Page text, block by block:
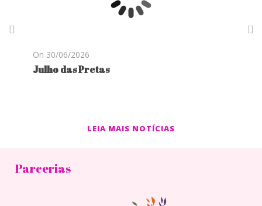
On 30/06/2026
Julho das Pretas
LEIA MAIS NOTÍCIAS
Parcerias